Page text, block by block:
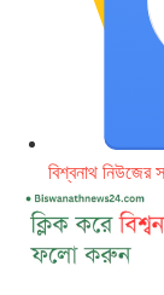
বিশ্বনাথ